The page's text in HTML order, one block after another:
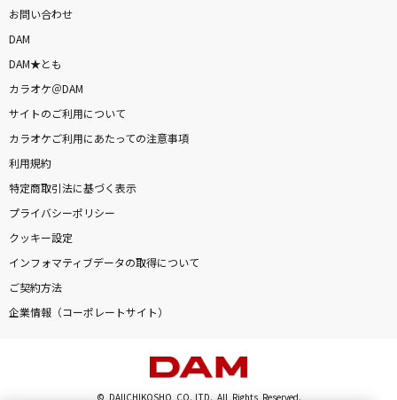
お問い合わせ
DAM
DAM★とも
カラオケ＠DAM
サイトのご利用について
カラオケご利用にあたっての注意事項
利用規約
特定商取引法に基づく表示
プライバシーポリシー
クッキー設定
インフォマティブデータの取得について
ご契約方法
企業情報（コーポレートサイト）
© DAIICHIKOSHO CO.,LTD. All Rights Reserved.